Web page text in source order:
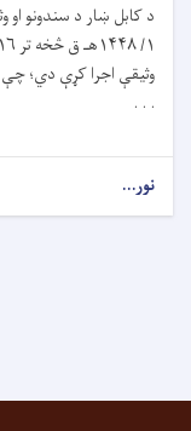
وثيقې اجرا کړې دي؛
. . .
نور...